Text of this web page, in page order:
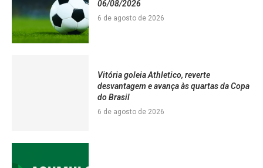
06/08/2026
6 de agosto de 2026
Vitória goleia Athletico, reverte
desvantagem e avança às quartas da Copa
do Brasil
6 de agosto de 2026